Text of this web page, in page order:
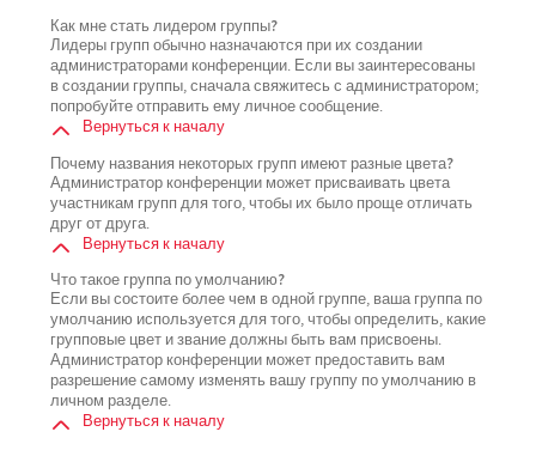
Как мне стать лидером группы?
Лидеры групп обычно назначаются при их создании
администраторами конференции. Если вы заинтересованы
в создании группы, сначала свяжитесь с администратором;
попробуйте отправить ему личное сообщение.
Вернуться к началу
Почему названия некоторых групп имеют разные цвета?
Администратор конференции может присваивать цвета
участникам групп для того, чтобы их было проще отличать
друг от друга.
Вернуться к началу
Что такое группа по умолчанию?
Если вы состоите более чем в одной группе, ваша группа по
умолчанию используется для того, чтобы определить, какие
групповые цвет и звание должны быть вам присвоены.
Администратор конференции может предоставить вам
разрешение самому изменять вашу группу по умолчанию в
личном разделе.
Вернуться к началу